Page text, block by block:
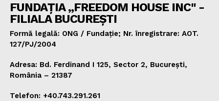
FUNDAȚIA „FREEDOM HOUSE INC" -
FILIALA BUCUREȘTI
Formă legală: ONG / Fundație; Nr. înregistrare: AOT.
127/PJ/2004
Adresa: Bd. Ferdinand I 125, Sector 2, București,
România – 21387
Telefon: +40.743.291.261